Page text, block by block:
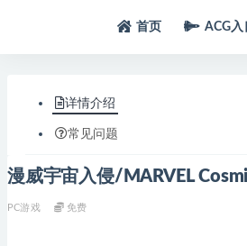
首页 ACG入
详情介绍
常见问题
漫威宇宙入侵/MARVEL
PC游戏 免费